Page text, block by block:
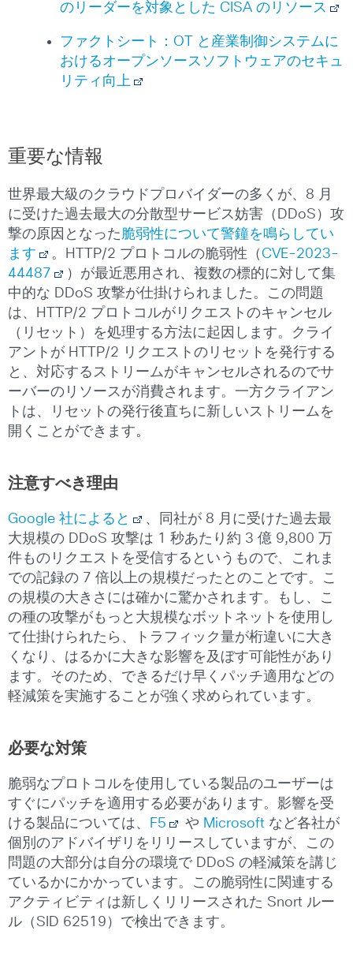
のリーダーを対象とした CISA のリソース
ファクトシート：OT と産業制御システムに
おけるオープンソースソフトウェアのセキュ
リティ向上
重要な情報
世界最大級のクラウドプロバイダーの多くが、8 月
に受けた過去最大の分散型サービス妨害（DDoS）攻
撃の原因となった脆弱性について警鐘を鳴らしてい
ます
。HTTP/2 プロトコルの脆弱性（CVE-2023-
44487
）が最近悪用され、複数の標的に対して集
中的な DDoS 攻撃が仕掛けられました。この問題
は、HTTP/2 プロトコルがリクエストのキャンセル
（リセット）を処理する方法に起因します。クライ
アントが HTTP/2 リクエストのリセットを発行する
と、対応するストリームがキャンセルされるのでサ
ーバーのリソースが消費されます。一方クライアン
トは、リセットの発行後直ちに新しいストリームを
開くことができます。
注意すべき理由
Google 社によると
、同社が 8 月に受けた過去最
大規模の DDoS 攻撃は 1 秒あたり約 3 億 9,800 万
件ものリクエストを受信するというもので、これま
での記録の 7 倍以上の規模だったとのことです。こ
の規模の大きさには確かに驚かされます。もし、こ
の種の攻撃がもっと大規模なボットネットを使用し
て仕掛けられたら、トラフィック量が桁違いに大き
くなり、はるかに大きな影響を及ぼす可能性があり
ます。そのため、できるだけ早くパッチ適用などの
軽減策を実施することが強く求められています。
必要な対策
脆弱なプロトコルを使用している製品のユーザーは
すぐにパッチを適用する必要があります。影響を受
ける製品については、
F5 や Microsoft など各社が
個別のアドバイザリをリリースしていますが、この
問題の大部分は自分の環境で DDoS の軽減策を講じ
ているかにかかっています。この脆弱性に関連する
アクティビティは新しくリリースされた Snort ルー
ル（SID 62519）で検出できます。